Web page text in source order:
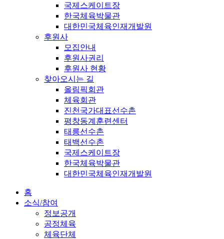
국제스케이트장
한국체육박물관
대한민국체육인재개발원
후원사
모집안내
후원사권리
후원사 현황
찾아오시는 길
올림픽회관
체육회관
진천국가대표선수촌
평창동계훈련센터
태릉선수촌
태백선수촌
국제스케이트장
한국체육박물관
대한민국체육인재개발원
홈
소식/참여
정보공개
공정체육
체육단체